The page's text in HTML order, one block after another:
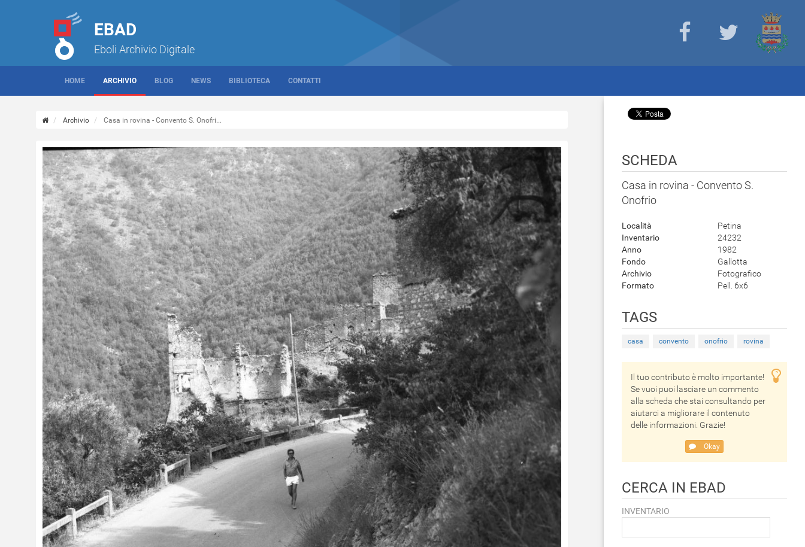
EBAD
Eboli Archivio Digitale
HOME ARCHIVIO BLOG NEWS BIBLIOTECA CONTATTI
Archivio Casa in rovina - Convento S. Onofri...
SCHEDA
Casa in rovina - Convento S.
Onofrio
Località
Petina
Inventario
24232
Anno
1982
Fondo
Gallotta
Archivio
Fotografico
Formato
Pell. 6x6
TAGS
casa convento onofrio rovina
Il tuo contributo è molto importante!
Se vuoi puoi lasciare un commento
alla scheda che stai consultando per
aiutarci a migliorare il contenuto
delle informazioni. Grazie!
Okay
CERCA IN EBAD
INVENTARIO